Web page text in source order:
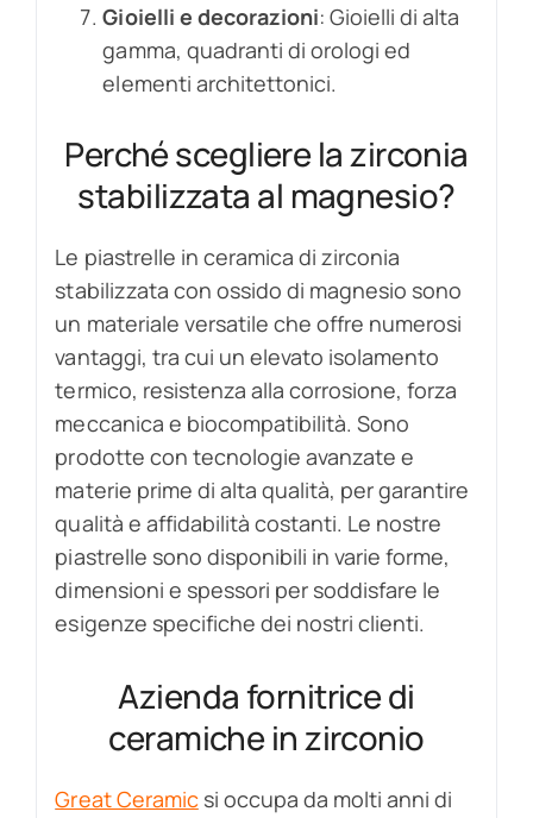
Gioielli e decorazioni: Gioielli di alta
gamma, quadranti di orologi ed
elementi architettonici.
Perché scegliere la zirconia
stabilizzata al magnesio?
Le piastrelle in ceramica di zirconia
stabilizzata con ossido di magnesio sono
un materiale versatile che offre numerosi
vantaggi, tra cui un elevato isolamento
termico, resistenza alla corrosione, forza
meccanica e biocompatibilità. Sono
prodotte con tecnologie avanzate e
materie prime di alta qualità, per garantire
qualità e affidabilità costanti. Le nostre
piastrelle sono disponibili in varie forme,
dimensioni e spessori per soddisfare le
esigenze specifiche dei nostri clienti.
Azienda fornitrice di
ceramiche in zirconio
Great Ceramicsi occupa da molti anni di